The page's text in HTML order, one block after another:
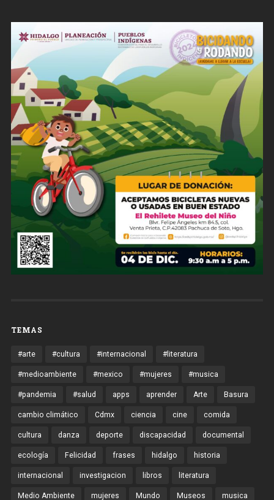
TEMAS
#arte #cultura #internacional #literatura
#medioambiente #mexico #mujeres #musica
#pandemia #salud apps aprender Arte Basura
cambio climático Cdmx ciencia cine comida
cultura danza deporte discapacidad documental
ecología Felicidad frases hidalgo historia
internacional investigacion libros literatura
Medio Ambiente mujeres Mundo Museos musica